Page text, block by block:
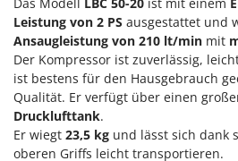
Klimaanlagen – Klimageräte
Knetmaschinen
Knochensägen
Kompressoren - elektrisch
Kompressoren für Ernte und
Kreiseleggen
E
Echo
EcoFlow
Edilmark
Effeuno
Einhell
Leistung von 2 PS ausgestattet und
Ansaugleistung von 210 lt/min mit
Der Kompressor ist zuverlässig,
ist bestens für den Hausgebrauch
Qualität. Er verfügt über einen
Drucklufttank.
Er wiegt 23,5 kg und lässt sich dank
oberen Griffs leicht transportieren.